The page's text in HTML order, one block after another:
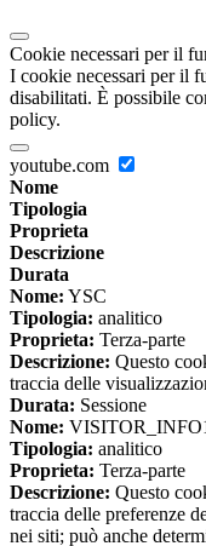
Cookie necessari per il
I cookie necessari per il
disabilitati. È possibile
policy.
youtube.com
Nome
Tipologia
Proprieta
Descrizione
Durata
Nome: YSC
Tipologia: analitico
Proprieta: Terza-parte
Descrizione: Questo
traccia delle
Durata: Sessione
Nome:
Tipologia: analitico
Proprieta: Terza-parte
Descrizione: Questo
traccia delle preferenze
nei siti; può anche